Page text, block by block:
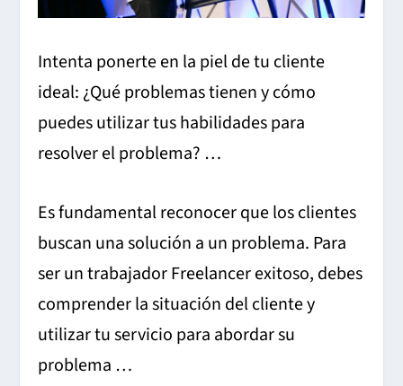
Intenta ponerte en la piel de tu cliente
ideal: ¿Qué problemas tienen y cómo
puedes utilizar tus habilidades para
resolver el problema? …
Es fundamental reconocer que los clientes
buscan una solución a un problema. Para
ser un trabajador Freelancer exitoso, debes
comprender la situación del cliente y
utilizar tu servicio para abordar su
problema …